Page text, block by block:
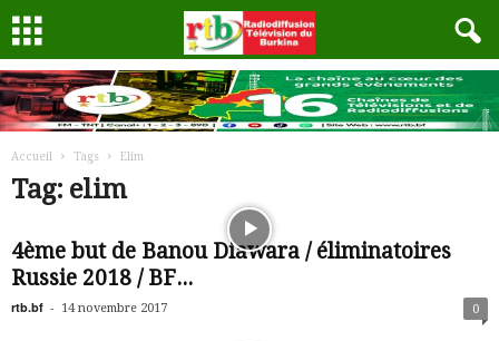
Accueil Tags Elim
Tag: elim
4ème but de Banou Diawara / éliminatoires
Russie 2018 / BF...
rtb.bf - 14 novembre 2017 0